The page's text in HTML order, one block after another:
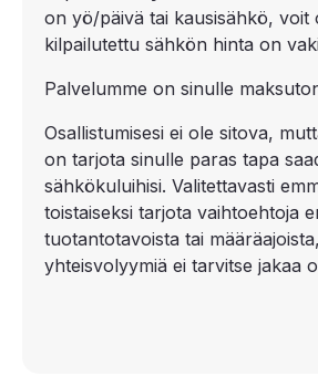
on yö/päivä tai kausisähkö, voit
kilpailutettu sähkön hinta on
Palvelumme on sinulle
Osallistumisesi ei ole sitova,
on tarjota sinulle paras tapa
sähkökuluihisi. Valitettavasti
toistaiseksi tarjota vaihtoehtoja
tuotantotavoista tai
yhteisvolyymiä ei tarvitse jakaa